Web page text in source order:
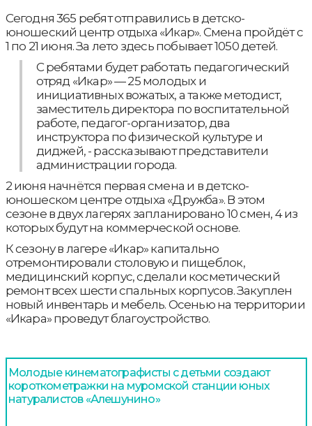
Сегодня 365 ребят отправились в детско-
юношеский центр отдыха «Икар». Смена пройдёт с
1 по 21 июня. За лето здесь побывает 1050 детей.
С ребятами будет работать педагогический
отряд «Икар» — 25 молодых и
инициативных вожатых, а также методист,
заместитель директора по воспитательной
работе, педагог-организатор, два
инструктора по физической культуре и
диджей, - рассказывают представители
администрации города.
2 июня начнётся первая смена и в детско-
юношеском центре отдыха «Дружба». В этом
сезоне в двух лагерях запланировано 10 смен, 4 из
которых будут на коммерческой основе.
К сезону в лагере «Икар» капитально
отремонтировали столовую и пищеблок,
медицинский корпус, сделали косметический
ремонт всех шести спальных корпусов. Закуплен
новый инвентарь и мебель. Осенью на территории
«Икара» проведут благоустройство.
Молодые кинематографисты с детьми создают
короткометражки на муромской станции юных
натуралистов «Алешунино»